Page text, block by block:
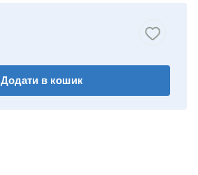
Додати в кошик